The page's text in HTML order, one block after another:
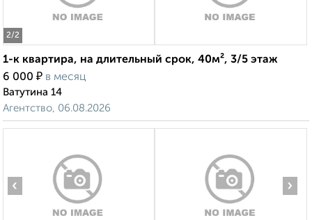
2/2
1-к квартира, на длительный срок, 40м², 3/5 этаж
6 000 ₽ в месяц
Ватутина 14
Агентство, 06.08.2026
‹ ›